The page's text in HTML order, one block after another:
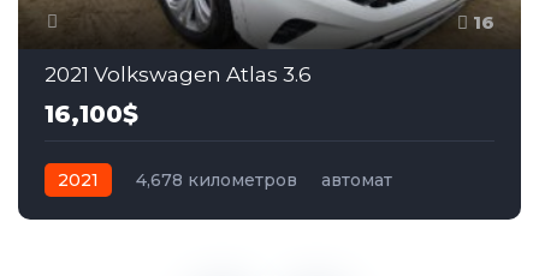
16
2021 Volkswagen Atlas 3.6
16,100$
2021 4,678 километров
автомат